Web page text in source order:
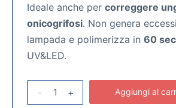
Ideale anche per correggere
onicogrifosi. Non genera
lampada e polimerizza in 60
UV&LED.
- + Aggiungi al